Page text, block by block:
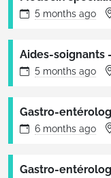
5 months ago
5 months ago
Gastro-
6 months ago
Gastro-